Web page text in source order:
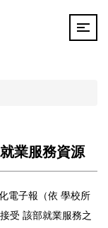
業服務資源
電子報（依 學校所
受 該部就業服務之